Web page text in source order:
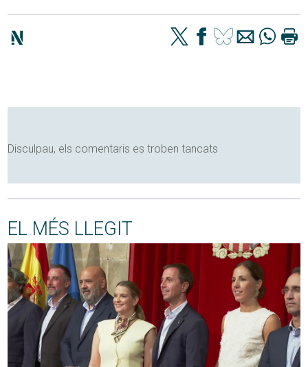
Disculpau, els comentaris es troben tancats
EL MÉS LLEGIT